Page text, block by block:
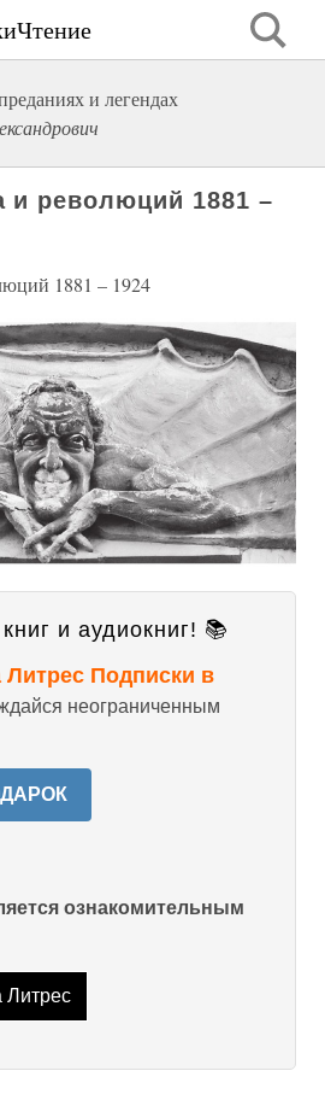
и легендах
и революций 1881 –
1881 – 1924
и аудиокниг! 📚
Литрес Подписки в
неограниченным
ознакомительным
Литрес